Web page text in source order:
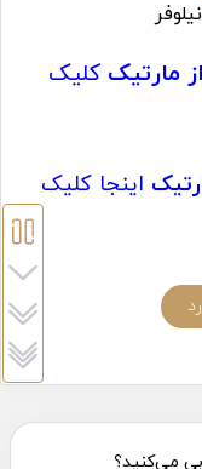
نیلوفر
مارتیک کلیک
اینجا کلیک